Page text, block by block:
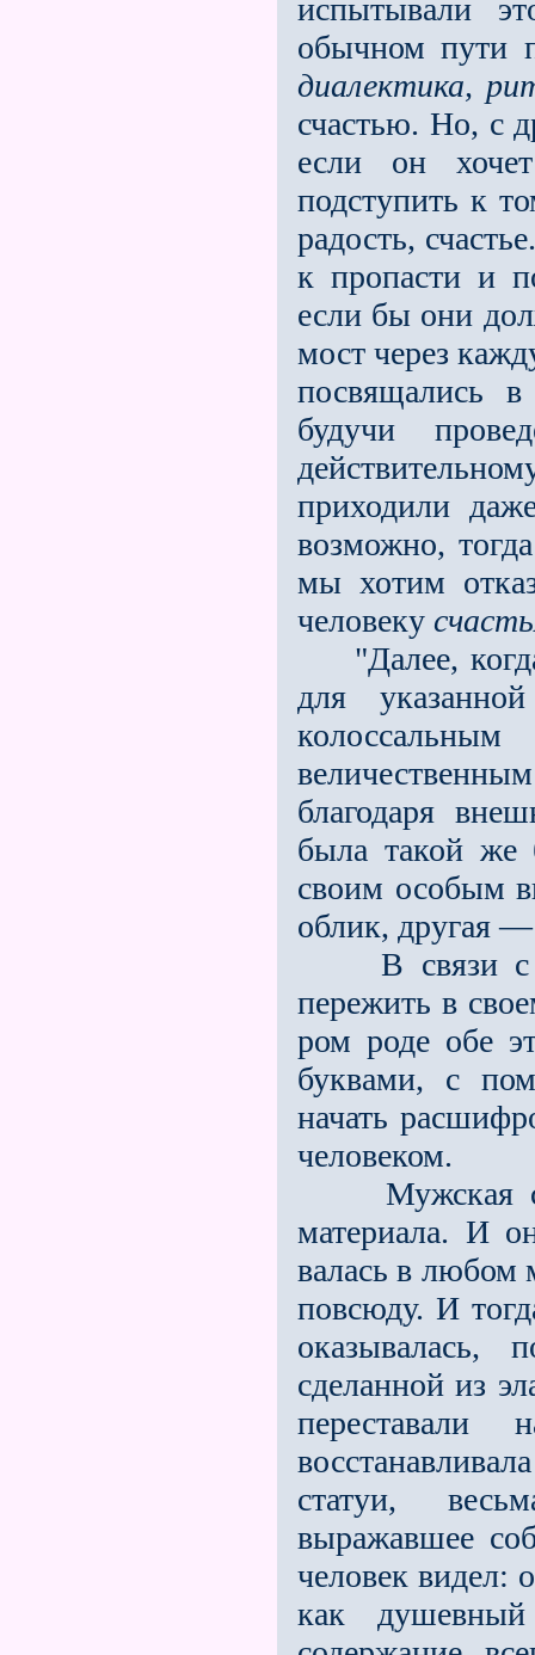
испытывали
обычном пути
диалектика,
счастью. Но, с
если он
подступить к
радость,
к пропасти и
если бы они
мост через
посвящались
будучи
приходили
возможно,
мы хотим
чело­веку
"Далее, когда
для
благодаря
была такой же
своим особым
облик, другая
В связи с
пережить в
ром роде обе
буквами, с
начать
человеком.
Мужская
материала. И
валась в любом
повсюду. И
сделанной из
переставали
статуи,
выражавшее
человек видел:
как душевный